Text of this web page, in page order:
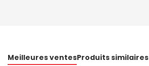
Meilleures ventesProduits similaires